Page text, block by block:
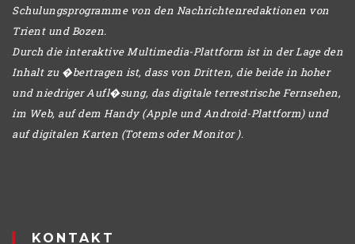
Schulungsprogramme von den Nachrichtenredaktionen von
Trient und Bozen.
Durch die interaktive Multimedia-Plattform ist in der Lage den
Inhalt zu �bertragen ist, dass von Dritten, die beide in hoher
und niedriger Aufl�sung, das digitale terrestrische Fernsehen,
im Web, auf dem Handy (Apple und Android-Plattform) und
auf digitalen Karten (Totems oder Monitor ).
KONTAKT